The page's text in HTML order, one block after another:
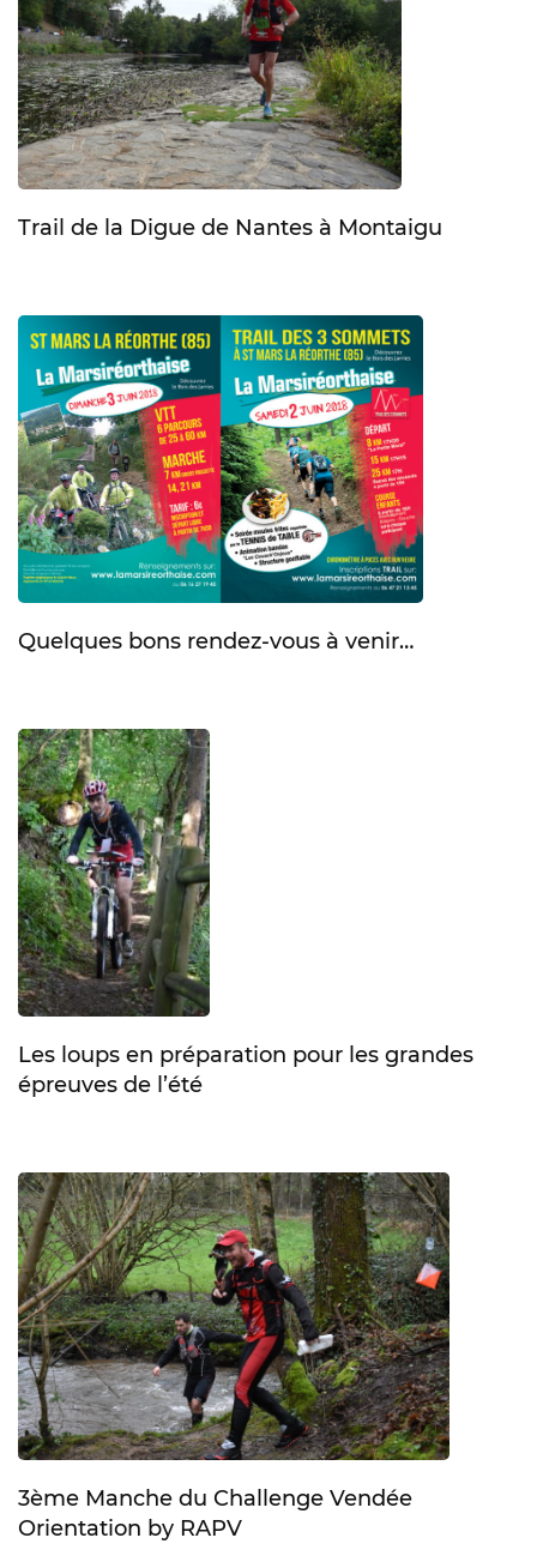
Trail de la Digue de Nantes à Montaigu
Quelques bons rendez-vous à venir…
Les loups en préparation pour les grandes
épreuves de l’été
3ème Manche du Challenge Vendée
Orientation by RAPV